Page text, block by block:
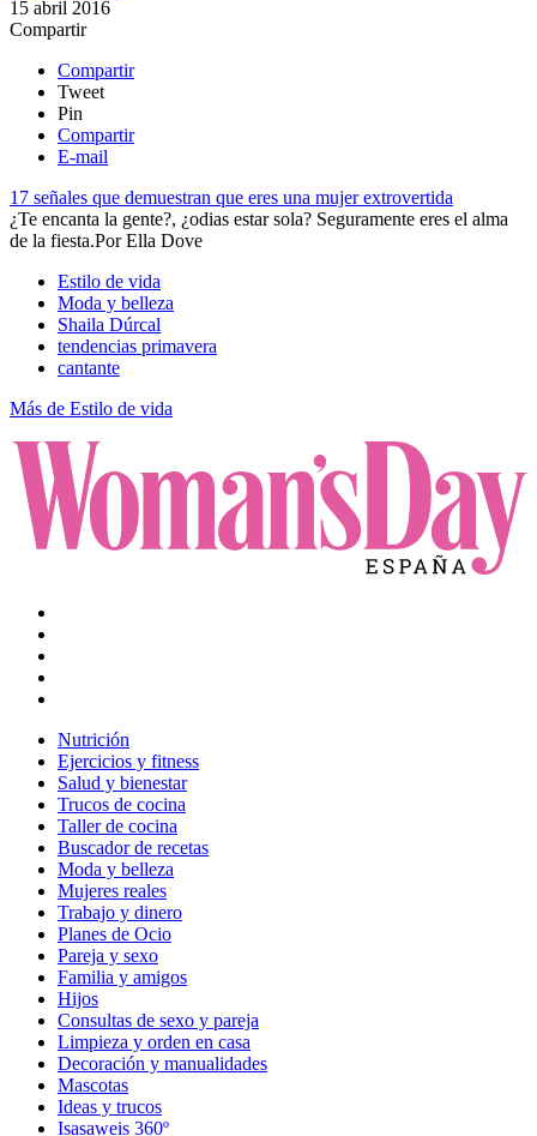
15 abril 2016
Compartir
Compartir
Tweet
Pin
Compartir
E-mail
17 señales que demuestran que eres una mujer extrovertida
​¿Te encanta la gente?, ¿odias estar sola? Seguramente eres el alma
de la fiesta.​PorElla Dove
Estilo de vida
Moda y belleza
Shaila Dúrcal
tendencias primavera
cantante
Más de Estilo de vida
Nutrición
Ejercicios y fitness
Salud y bienestar
Trucos de cocina
Taller de cocina
Buscador de recetas
Moda y belleza
Mujeres reales
Trabajo y dinero
Planes de Ocio
Pareja y sexo
Familia y amigos
Hijos
Consultas de sexo y pareja
Limpieza y orden en casa
Decoración y manualidades
Mascotas
Ideas y trucos
Isasaweis 360º